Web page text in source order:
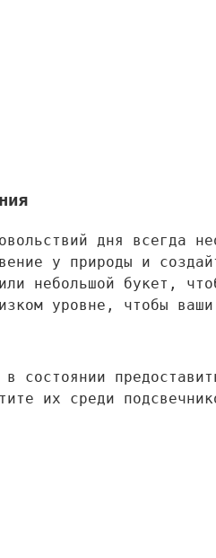
дня всегда
у природы и
небольшой букет,
уровне, чтобы
состоянии
их среди